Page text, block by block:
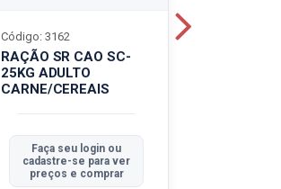
RAÇÃO SR CAO SC-
25KG ADULTO
CARNE/CEREAIS
Código: 3162
Faça seu login ou
cadastre-se para ver
preços e comprar